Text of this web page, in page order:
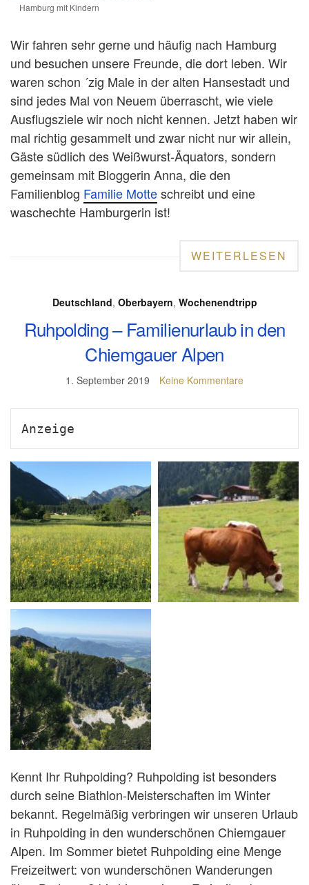
Hamburg mit Kindern
Wir fahren sehr gerne und häufig nach Hamburg
und besuchen unsere Freunde, die dort leben. Wir
waren schon ´zig Male in der alten Hansestadt und
sind jedes Mal von Neuem überrascht, wie viele
Ausflugsziele wir noch nicht kennen. Jetzt haben wir
mal richtig gesammelt und zwar nicht nur wir allein,
Gäste südlich des Weißwurst-Äquators, sondern
gemeinsam mit Bloggerin Anna, die den
Familienblog Familie Motteschreibt und eine
waschechte Hamburgerin ist!
WEITERLESEN
Deutschland, Oberbayern, Wochenendtripp
Ruhpolding – Familienurlaub in den
Chiemgauer Alpen
1. September 2019 Keine Kommentare
Anzeige
Kennt Ihr Ruhpolding? Ruhpolding ist besonders
durch seine Biathlon-Meisterschaften im Winter
bekannt. Regelmäßig verbringen wir unseren Urlaub
in Ruhpolding in den wunderschönen Chiemgauer
Alpen. Im Sommer bietet Ruhpolding eine Menge
Freizeitwert: von wunderschönen Wanderungen